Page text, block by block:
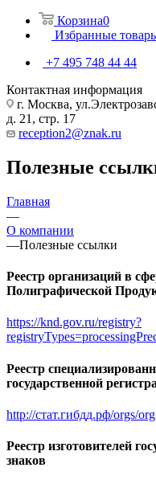
Корзина0
Избранные
+7 495 748 44 44
Контактная информация
г. Москва,
д. 21, стр. 17
reception2@znak.ru
Полезные
Главная
—
О компании
—Полезные ссылки
Реестр организаций в
Полиграфической
https://knd.gov.ru/registry?
Реестр
государственной
http://стат.гибдд.рф/orgs/org
Реестр изготовителей
знаков